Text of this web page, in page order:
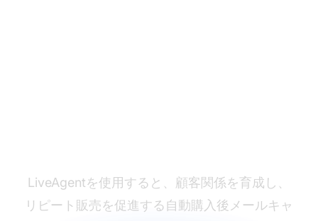
LiveAgentを使用すると、顧客関係を育成し、
リピート販売を促進する自動購入後メールキャ